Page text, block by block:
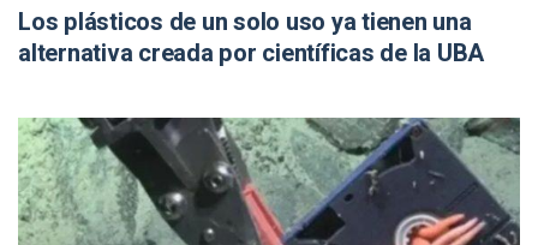
Los plásticos de un solo uso ya tienen una
alternativa creada por científicas de la UBA